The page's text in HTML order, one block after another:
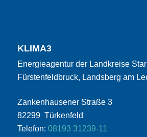
KLIMA3
Energieagentur der Landkreise
Fürstenfeldbruck, Landsberg am
Zankenhausener Straße 3
82299 Türkenfeld
Telefon: 08193 31239-11